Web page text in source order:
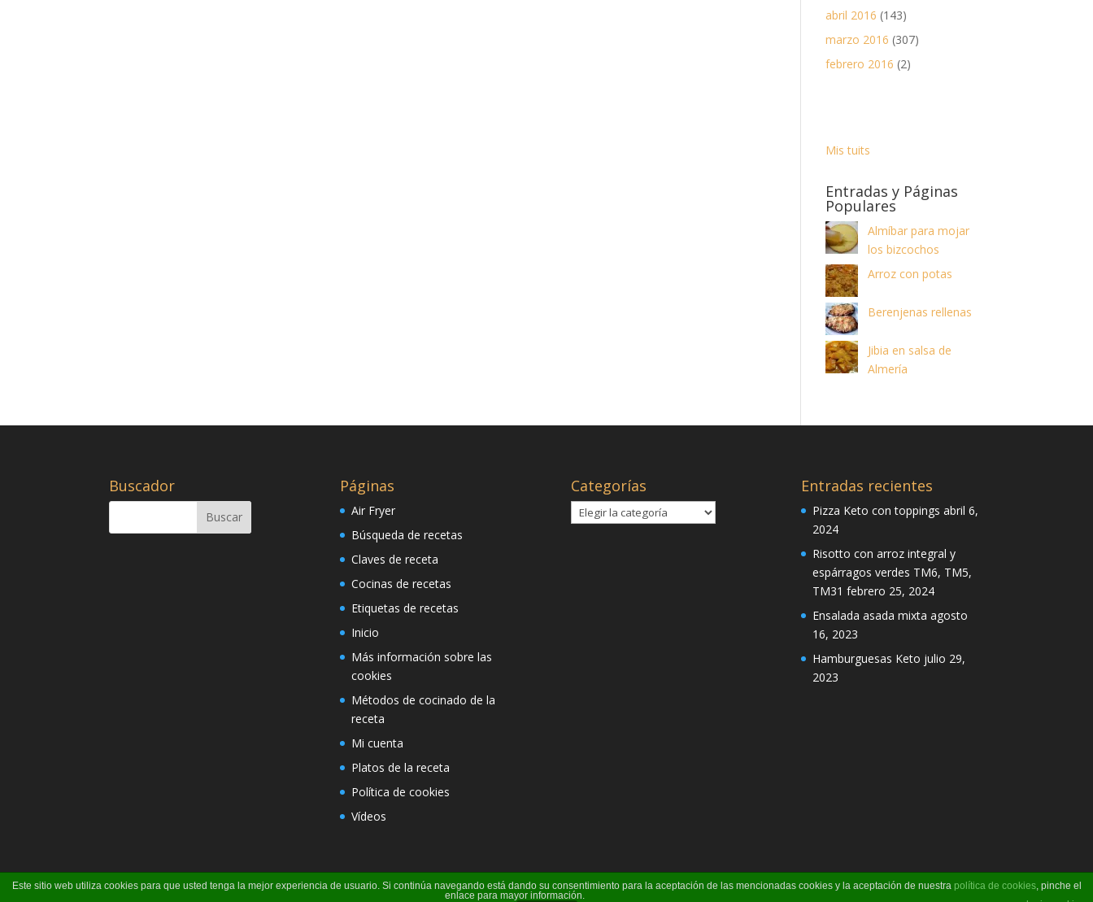
abril 2016 (143)
marzo 2016 (307)
febrero 2016 (2)
Mis tuits
Entradas y Páginas
Populares
Almíbar para mojar
los bizcochos
Arroz con potas
Berenjenas rellenas
Jibia en salsa de
Almería
Buscador Páginas
Air Fryer
Búsqueda de recetas
Claves de receta
Cocinas de recetas
Etiquetas de recetas
Inicio
Más información sobre las
cookies
Métodos de cocinado de la
receta
Mi cuenta
Platos de la receta
Política de cookies
Vídeos
Categorías
Categorías
Entradas recientes
Pizza Keto con toppings abril 6,
2024
Risotto con arroz integral y
espárragos verdes TM6, TM5,
TM31 febrero 25, 2024
Ensalada asada mixta agosto
16, 2023
Hamburguesas Keto julio 29,
2023
Este sitio web utiliza cookies para que usted tenga la mejor experiencia de usuario. Si continúa navegando está dando su consentimiento para la aceptación de las mencionadas cookies y la aceptación de nuestra política de cookies, pinche el
enlace para mayor información.